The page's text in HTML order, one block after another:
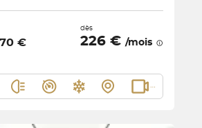
€
dès
226 € /mois